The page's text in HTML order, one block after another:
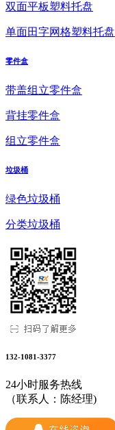
双面平板塑料托盘
单面田字网格塑料托盘
零件盒
带盖组立零件盒
背挂零件盒
组立零件盒
垃圾桶
绿色垃圾桶
分类垃圾桶
132-1081-3377
24小时服务热线
（联系人：陈经理)